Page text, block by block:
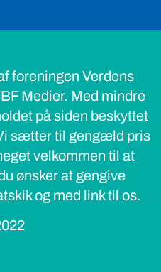
foreningen Verdens
Medier. Med mindre
på siden beskyttet
sætter til gengæld pris
velkommen til at
ønsker at gengive
og med link til os.